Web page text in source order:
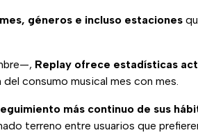
géneros e incluso estaciones
Replay ofrece estadísticas
consumo musical mes con mes.
más continuo de sus
terreno entre usuarios que